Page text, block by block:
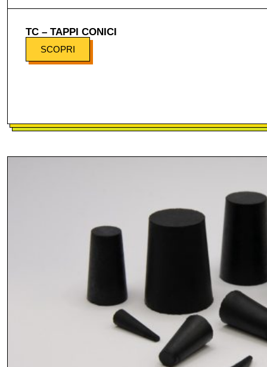
TC – TAPPI CONICI
SCOPRI